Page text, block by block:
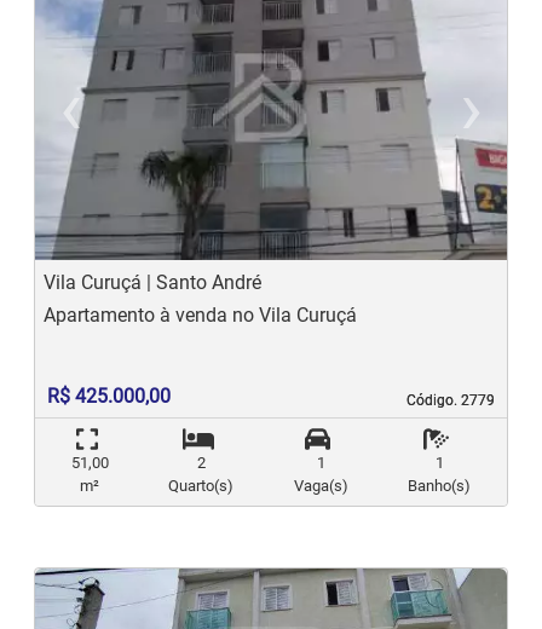
‹
Previous
›
Vila Curuçá | Santo André
Código. 2779
Código. 2779
Apartamento à venda no Vila Curuçá
R$ 425.000,00
51,00
m²
2
Quarto(s)
1
Vaga(s)
1
Banho(s)